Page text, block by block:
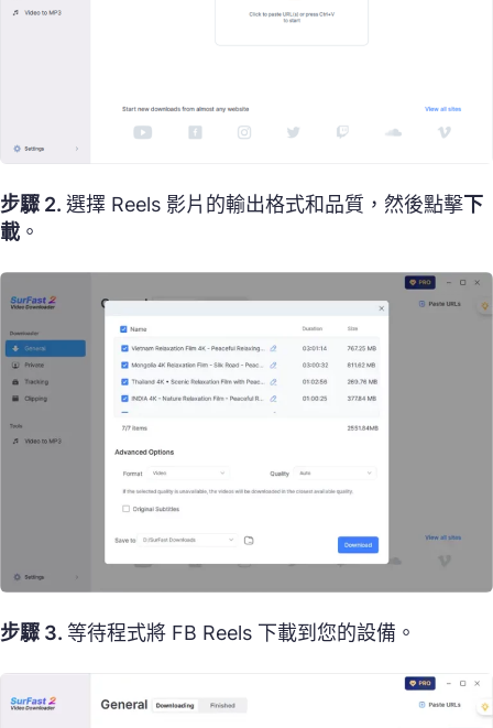
步驟 2. 選擇 Reels 影片的輸出格式和品質，然後點擊下
載 。
步驟 3. 等待程式將 FB Reels 下載到您的設備。